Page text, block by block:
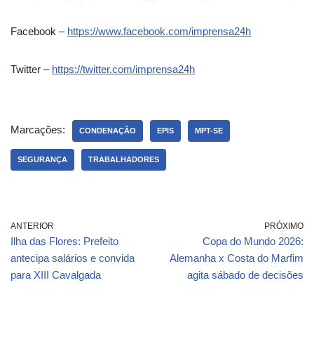
Facebook – https://www.facebook.com/imprensa24h
Twitter – https://twitter.com/imprensa24h
Marcações: CONDENAÇÃO EPIS MPT-SE
SEGURANÇA TRABALHADORES
ANTERIOR
Ilha das Flores: Prefeito
antecipa salários e convida
para XIII Cavalgada
PRÓXIMO
Copa do Mundo 2026:
Alemanha x Costa do Marfim
agita sábado de decisões